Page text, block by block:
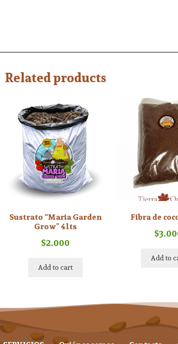
Related products
Sustrato “Maria Garden
Grow” 4lts
$2.000
Add to cart
Fibra de
$
Add to